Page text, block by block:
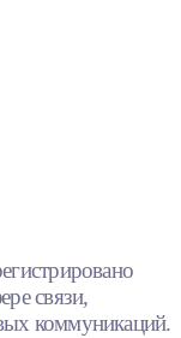
связи,
коммуникаций.